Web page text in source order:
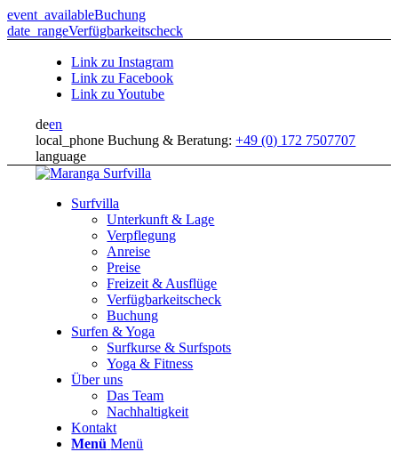
event_availableBuchung
date_rangeVerfügbarkeitscheck
Link zu Instagram
Link zu Facebook
Link zu Youtube
deen
local_phoneBuchung & Beratung:+49 (0) 172 7507707
language
Surfvilla
Unterkunft & Lage
Verpflegung
Anreise
Preise
Freizeit & Ausflüge
Verfügbarkeitscheck
Buchung
Surfen & Yoga
Surfkurse & Surfspots
Yoga & Fitness
Über uns
Das Team
Nachhaltigkeit
Kontakt
Menü Menü